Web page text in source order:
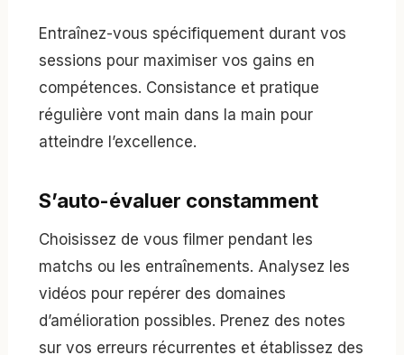
Entraînez-vous spécifiquement durant vos
sessions pour maximiser vos gains en
compétences. Consistance et pratique
régulière vont main dans la main pour
atteindre l’excellence.
S’auto-évaluer constamment
Choisissez de vous filmer pendant les
matchs ou les entraînements. Analysez les
vidéos pour repérer des domaines
d’amélioration possibles. Prenez des notes
sur vos erreurs récurrentes et établissez des